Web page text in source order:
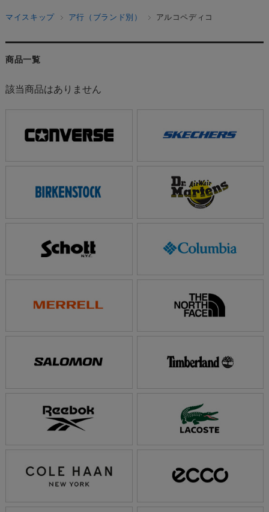
マイスキップ ア行（ブランド別） アルコペディコ
商品一覧
該当商品はありません